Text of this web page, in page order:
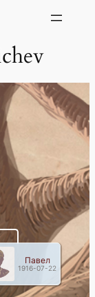
Павел
1916-07-22